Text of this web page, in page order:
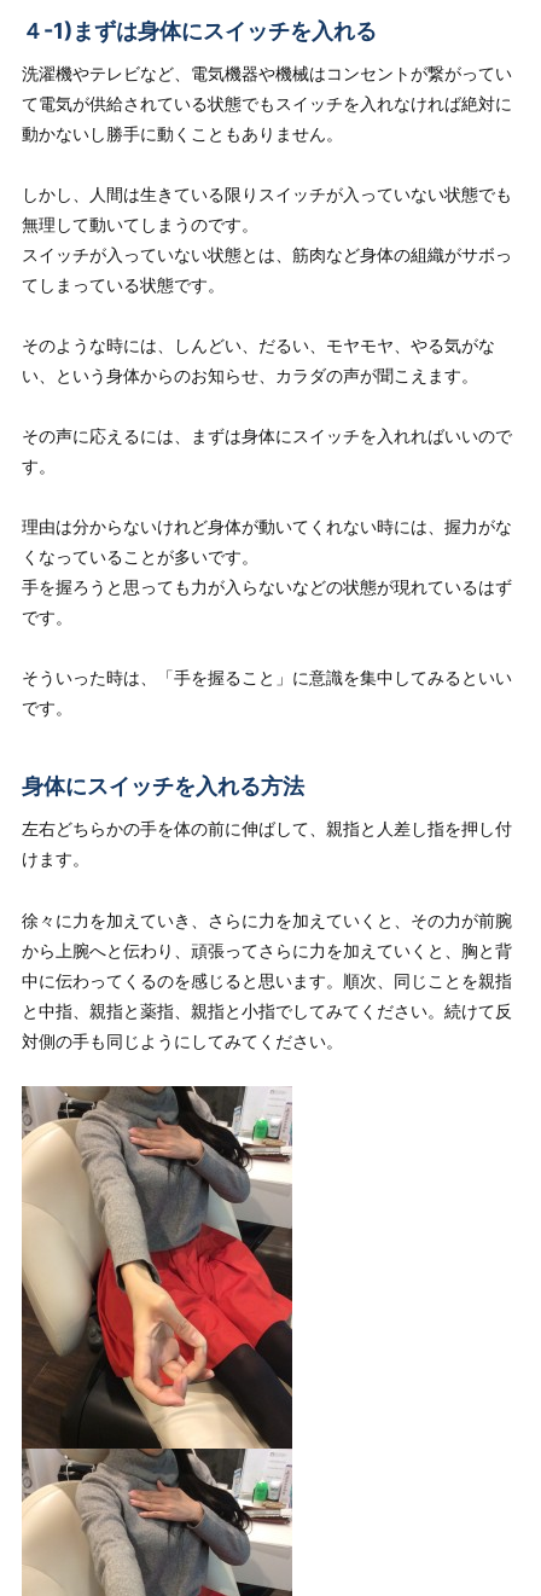
４-1)まずは身体にスイッチを入れる
洗濯機やテレビなど、電気機器や機械はコンセントが繋がってい
て電気が供給されている状態でもスイッチを入れなければ絶対に
動かないし勝手に動くこともありません。
しかし、人間は生きている限りスイッチが入っていない状態でも
無理して動いてしまうのです。
スイッチが入っていない状態とは、筋肉など身体の組織がサボっ
てしまっている状態です。
そのような時には、しんどい、だるい、モヤモヤ、やる気がな
い、という身体からのお知らせ、カラダの声が聞こえます。
その声に応えるには、まずは身体にスイッチを入れればいいので
す。
理由は分からないけれど身体が動いてくれない時には、握力がな
くなっていることが多いです。
手を握ろうと思っても力が入らないなどの状態が現れているはず
です。
そういった時は、「手を握ること」に意識を集中してみるといい
です。
身体にスイッチを入れる方法
左右どちらかの手を体の前に伸ばして、親指と人差し指を押し付
けます。
徐々に力を加えていき、さらに力を加えていくと、その力が前腕
から上腕へと伝わり、頑張ってさらに力を加えていくと、胸と背
中に伝わってくるのを感じると思います。順次、同じことを親指
と中指、親指と薬指、親指と小指でしてみてください。続けて反
対側の手も同じようにしてみてください。